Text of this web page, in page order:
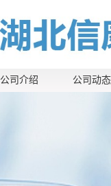
公司介绍 公司动态